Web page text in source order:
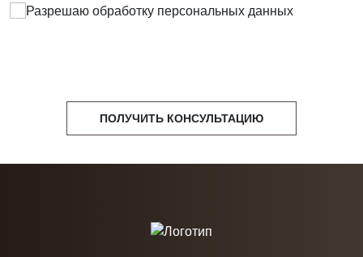
Разрешаю обработку персональных данных
ПОЛУЧИТЬ КОНСУЛЬТАЦИЮ